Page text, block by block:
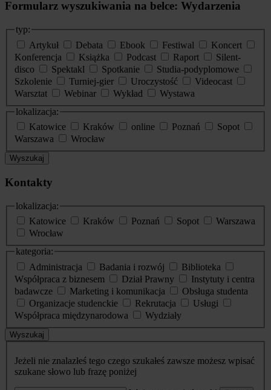
Formularz wyszukiwania na belce: Wydarzenia
typ:
Artykuł
Debata Ebook Festiwal
Koncert
Konferencja
Książka Podcast Raport
Silent-
disco
Spektakl Spotkanie
Studia-podyplomowe
Szkolenie
Turniej-gier Uroczystość
Videocast
Warsztat
Webinar Wykład
Wystawa
lokalizacja:
Katowice
Kraków online Poznań
Sopot
Warszawa
Wrocław
Wyszukaj
Kontakty
lokalizacja:
Katowice
Kraków Poznań Sopot
Warszawa
Wrocław
kategoria:
Administracja
Badania i rozwój
Biblioteka
Współpraca z biznesem
Dział Prawny
Instytuty i centra
badawcze
Marketing i komunikacja
Obsługa studenta
Organizacje studenckie
Rekrutacja
Usługi
Współpraca międzynarodowa
Wydziały
Wyszukaj
Jeżeli nie znalazłeś tego czego szukałeś zawsze możesz wpisać
szukane słowo lub frazę poniżej